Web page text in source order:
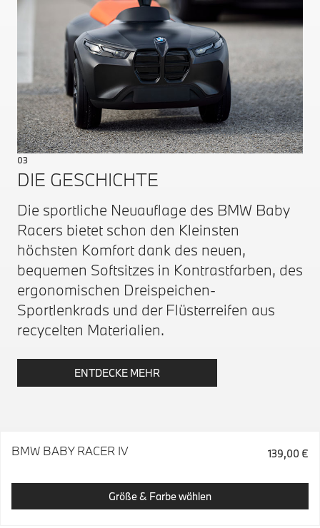
03
DIE GESCHICHTE
Die sportliche Neuauflage des BMW Baby
Racers bietet schon den Kleinsten
höchsten Komfort dank des neuen,
bequemen Softsitzes in Kontrastfarben, des
ergonomischen Dreispeichen-
Sportlenkrads und der Flüsterreifen aus
recycelten Materialien.
ENTDECKE MEHR
BMW BABY RACER IV 139,00 €
Größe & Farbe wählen